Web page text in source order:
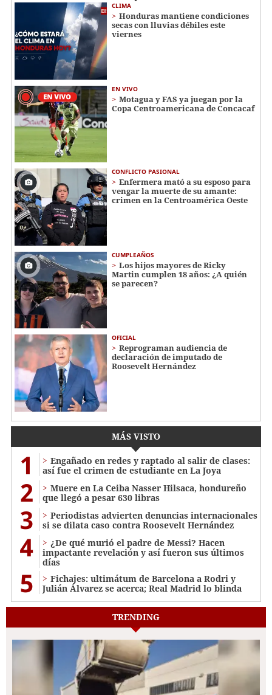
CLIMA
Honduras mantiene condiciones
secas con lluvias débiles este
viernes
EN VIVO
Motagua y FAS ya juegan por la
Copa Centroamericana de Concacaf
CONFLICTO PASIONAL
Enfermera mató a su esposo para
vengar la muerte de su amante:
crimen en la Centroamérica Oeste
CUMPLEAÑOS
Los hijos mayores de Ricky
Martin cumplen 18 años: ¿A quién
se parecen?
OFICIAL
Reprograman audiencia de
declaración de imputado de
Roosevelt Hernández
MÁS VISTO
1
Engañado en redes y raptado al salir de clases:
así fue el crimen de estudiante en La Joya
2
Muere en La Ceiba Nasser Hilsaca, hondureño
que llegó a pesar 630 libras
3
Periodistas advierten denuncias internacionales
si se dilata caso contra Roosevelt Hernández
4
¿De qué murió el padre de Messi? Hacen
impactante revelación y así fueron sus últimos
días
5
Fichajes: ultimátum de Barcelona a Rodri y
Julián Álvarez se acerca; Real Madrid lo blinda
TRENDING